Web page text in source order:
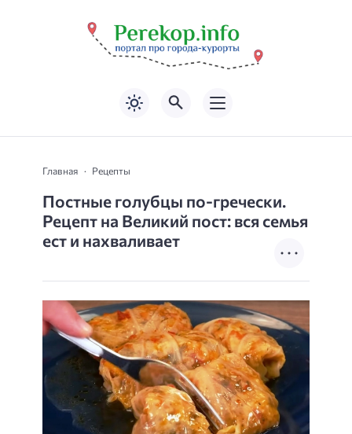
Главная Рецепты
Постные голубцы по-гречески.
Рецепт на Великий пост: вся семья
ест и нахваливает